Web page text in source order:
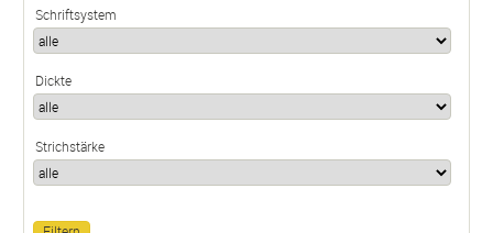
Schriftsystem
Dickte
Strichstärke